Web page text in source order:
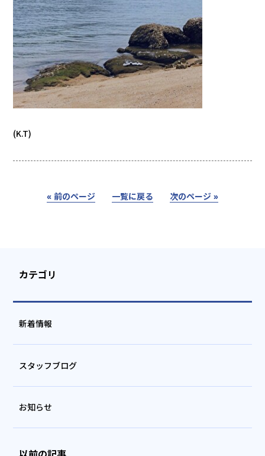
(K.T)
« 前のページ 一覧に戻る 次のページ »
カテゴリ
新着情報
スタッフブログ
お知らせ